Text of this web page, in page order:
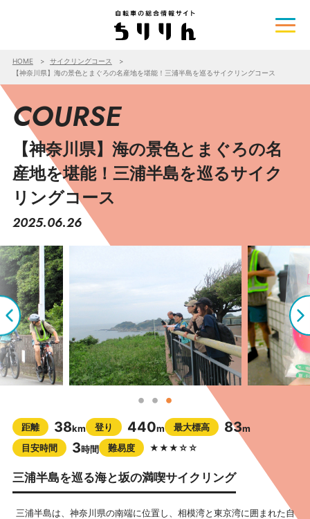
HOME
サイクリングコース
【神奈川県】海の景色とまぐろの名産地を堪能！三浦半島を巡るサイクリングコース
COURSE
【神奈川県】海の景色とまぐろの名
産地を堪能！三浦半島を巡るサイク
リングコース
2025.06.26
距離 38km 登り 440m 最大標高 83m
目安時間
3時間 難易度 ★★★☆☆
三浦半島を巡る海と坂の満喫サイクリング
三浦半島は、神奈川県の南端に位置し、相模湾と東京湾に囲まれた自